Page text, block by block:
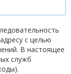
с целью
В настоящее
служб